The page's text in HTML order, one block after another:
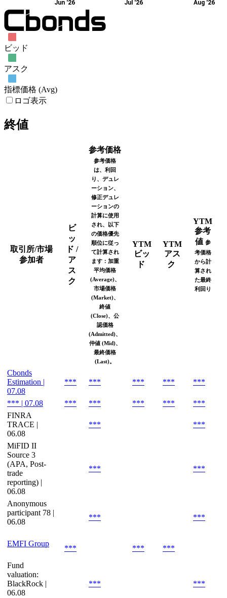
Jun '26 Jul '26 Aug '26
ビッド
アスク
指標価格 (Avg)
ロゴ表示
終値
取引所/市場
参加者
ビ
ッ
ド /
ア
ス
ク
参考価格
参考価格
は、利回
り、デュレ
ーション、
修正デュレ
ーションの
計算に使用
され、以下
の価格優先
順位に従っ
て計算され
ます：加重
平均価格
(Average)、
市場価格
(Market)、
終値
(Close)、公
認価格
(Admitted)、
仲値 (Mid)、
最終価格
(Last)。
YTM
ビッ
ド
YTM
アス
ク
YTM
参考
値 参
考価格
から計
算され
た最終
利回り
Cbonds
Estimation |
07.08
*** *** *** *** ***
*** | 07.08 *** *** *** *** ***
FINRA
TRACE |
06.08
*** ***
MiFID II
Source 3
(APA, Post-
trade
reporting) |
06.08
*** ***
Anonymous
participant 78 |
06.08
*** ***
EMFI Group
*** ***
***
Fund
valuation:
BlackRock |
06.08
*** ***